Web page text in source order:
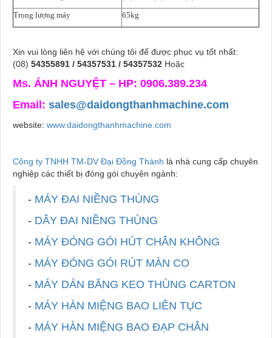
Trọng lượng máy 65kg
Xin vui lòng liên hệ với chúng tôi để được phục vụ tốt nhất:
(08) 54355891 / 54357531 / 54357532 Hoặc
Ms. ÁNH NGUYỆT – HP: 0906.389.234
Email: sales@daidongthanhmachine.com
website: www.daidongthanhmachine.com
Công ty TNHH TM-DV Đại Đồng Thành là nhà cung cấp chuyên
nghiệp các thiết bị đóng gói chuyên ngành:
- MÁY ĐAI NIỀNG THÙNG
- DÂY ĐAI NIỀNG THÙNG
- MÁY ĐÓNG GÓI HÚT CHÂN KHÔNG
- MÁY ĐÓNG GÓI RÚT MÀN CO
- MÁY DÁN BĂNG KEO THÙNG CARTON
- MÁY HÀN MIỆNG BAO LIÊN TỤC
- MÁY HÀN MIỆNG BAO ĐẠP CHÂN